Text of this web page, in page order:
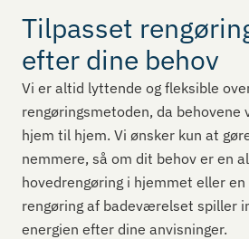
Tilpasset
efter dine behov
Vi er altid lyttende og fleksible
rengøringsmetoden, da behovene
hjem til hjem. Vi ønsker kun at
nemmere, så om dit behov er en
hovedrengøring i hjemmet eller
rengøring af badeværelset spiller
energien efter dine anvisninger.